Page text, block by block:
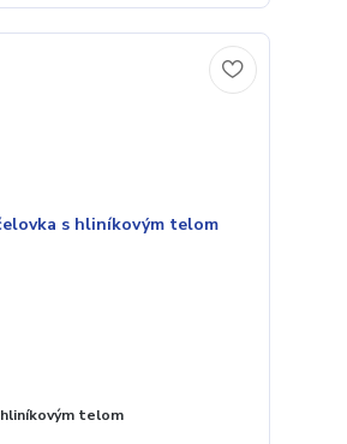
hliníkovým telom